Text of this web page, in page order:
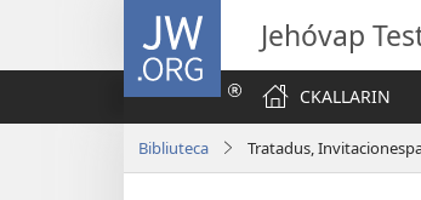
JW.ORG
Jehóvap
CKALLARIN
Bibliuteca Tratadus,